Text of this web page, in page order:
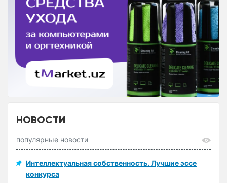
НОВОСТИ
популярные новости
Интеллектуальная собственность. Лучшие эссе
конкурса